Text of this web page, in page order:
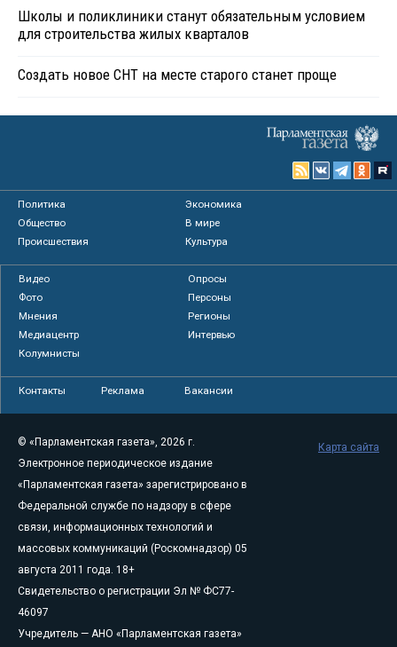
Школы и поликлиники станут обязательным условием
для строительства жилых кварталов
Создать новое СНТ на месте старого станет проще
Политика
Экономика
Общество
В мире
Происшествия
Культура
Видео
Опросы
Фото
Персоны
Мнения
Регионы
Медиацентр
Интервью
Колумнисты
Контакты Реклама Вакансии
© «Парламентская газета», 2026 г.
Электронное периодическое издание
«Парламентская газета» зарегистрировано в
Федеральной службе по надзору в сфере
связи, информационных технологий и
массовых коммуникаций (Роскомнадзор) 05
августа 2011 года. 18+
Свидетельство о регистрации Эл № ФС77-
46097
Учредитель — АНО «Парламентская газета»
Карта сайта